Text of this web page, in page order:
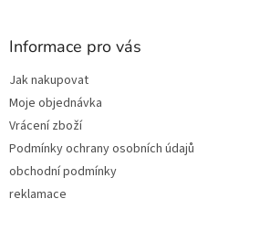
Informace pro vás
Jak nakupovat
Moje objednávka
Vrácení zboží
Podmínky ochrany osobních údajů
obchodní podmínky
reklamace